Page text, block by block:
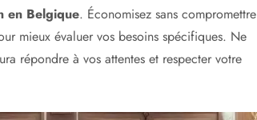
en Belgique. Économisez sans compromettre
mieux évaluer vos besoins spécifiques. Ne
répondre à vos attentes et respecter votre